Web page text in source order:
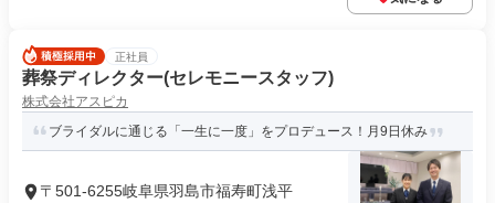
正社員
葬祭ディレクター(セレモニースタッフ)
株式会社アスピカ
ブライダルに通じる「一生に一度」をプロデュース！月9日休み
〒501-6255岐阜県羽島市福寿町浅平